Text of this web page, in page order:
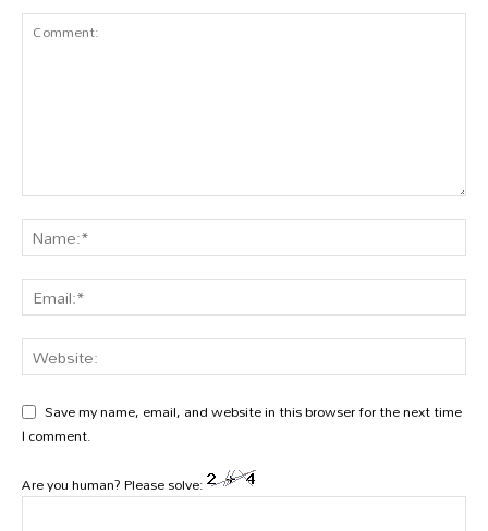
Save my name, email, and website in this browser for the next time
I comment.
Are you human? Please solve: